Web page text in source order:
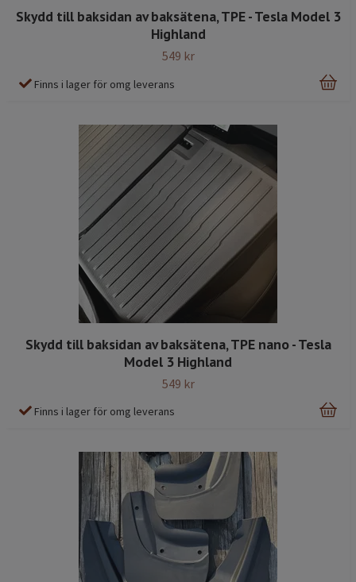
Skydd till baksidan av baksätena, TPE - Tesla Model 3
Highland
549 kr
Finns i lager för omg leverans
Skydd till baksidan av baksätena, TPE nano - Tesla
Model 3 Highland
549 kr
Finns i lager för omg leverans